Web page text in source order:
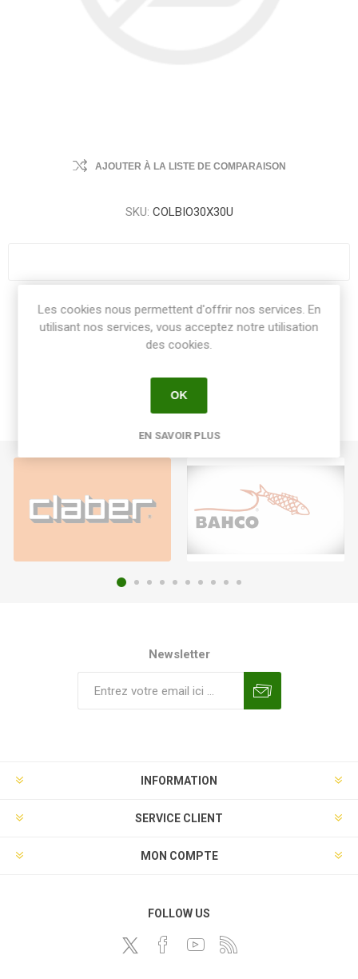
AJOUTER À LA LISTE DE COMPARAISON
SKU: COLBIO30X30U
Share:
Newsletter
INFORMATION
SERVICE CLIENT
MON COMPTE
FOLLOW US
Les cookies nous permettent d'offrir nos services. En
utilisant nos services, vous acceptez notre utilisation
des cookies.
OK
EN SAVOIR PLUS